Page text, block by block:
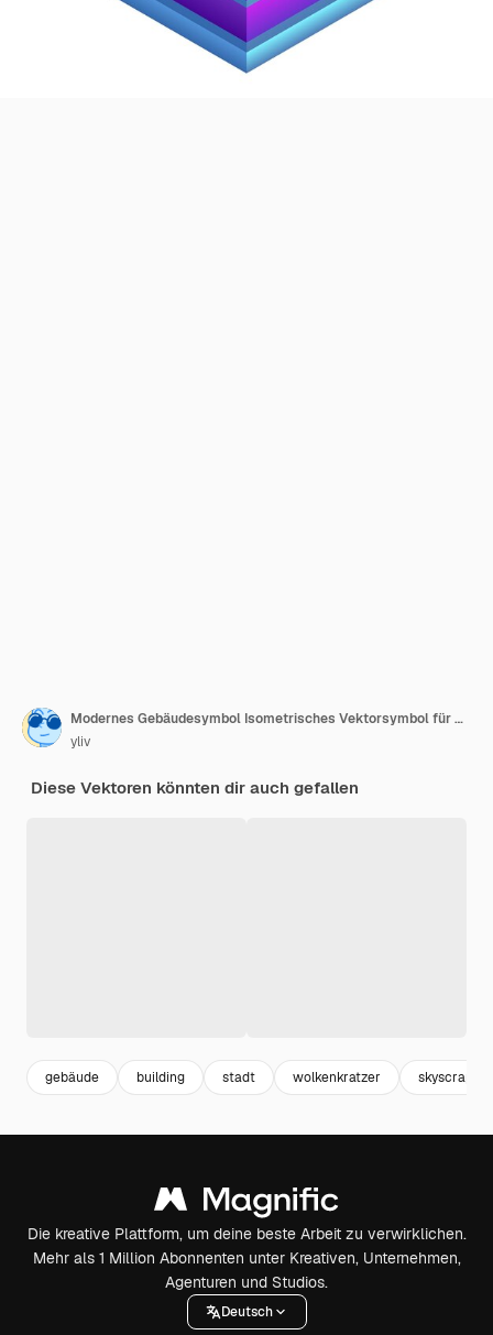
Modernes Gebäudesymbol Isometrisches Vektorsymbol für moderne Gebäude für Webdesign isoliert auf weißem Hintergrund
yliv
Diese Vektoren könnten dir auch gefallen
gebäude building stadt wolkenkratzer skyscraper
Die kreative Plattform, um deine beste Arbeit zu verwirklichen.
Mehr als 1 Million Abonnenten unter Kreativen, Unternehmen,
Agenturen und Studios.
Deutsch